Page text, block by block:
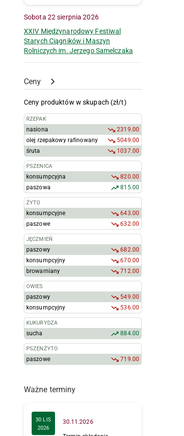
Sobota 22 sierpnia 2026
XXIV Międzynarodowy Festiwal
Starych Ciągników i Maszyn
Rolniczych im. Jerzego Samelczaka
Ceny
Ceny produktów w skupach (zł/t)
RZEPAK
nasiona
2319.00
olej rzepakowy rafinowany
5049.00
śruta
1037.00
PSZENICA
konsumpcyjna
820.00
paszowa
815.00
ŻYTO
konsumpcyjne
643.00
paszowe
632.00
JĘCZMIEŃ
paszowy
682.00
konsumpcyjny
670.00
browarniany
712.00
OWIES
paszowy
549.00
konsumpcyjny
536.00
KUKURYDZA
sucha 884.00
PSZENŻYTO
paszowe 719.00
Ważne terminy
30 LIS
2026
30.11.2026